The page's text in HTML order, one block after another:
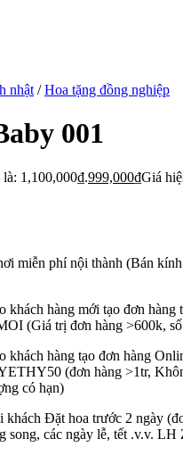
nhật / Hoa tặng đồng nghiệp
001
1,100,000₫.999,000₫Giá
miễn phí nội thành (Bán
khách hàng mới tạo đơn hàng
(Giá trị đơn hàng >600k,
khách hàng tạo đơn hàng
(đơn hàng >1tr,
có hạn)
khách Đặt hoa trước 2 ngày
song, các ngày lễ, tết .v.v. LH